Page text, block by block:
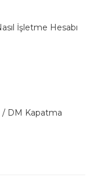
İşletme Hesabı
/ DM Kapatma